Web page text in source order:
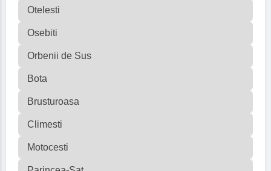
Otelesti
Osebiti
Orbenii de Sus
Bota
Brusturoasa
Climesti
Motocesti